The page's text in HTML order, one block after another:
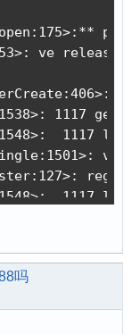
phy
ve release
1117
1117
1117
1117
吗